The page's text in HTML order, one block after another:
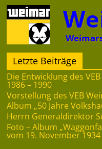
Zum
Inhalt
springen
Letzte Beiträge
Die Entwicklung des
1986 – 1990
Vorstellung des VEB
Album „50 Jahre
Herrn Generaldirektor
Foto – Album
vom 19. November 1934